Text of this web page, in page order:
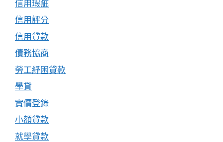
信用瑕疵
信用評分
信用貸款
債務協商
勞工紓困貸款
學貸
實價登錄
小額貸款
就學貸款